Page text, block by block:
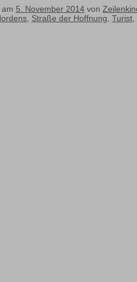
5. November 2014 von
, Straße der Hoffnung, Turist,